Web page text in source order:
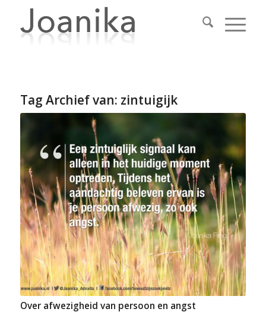
Tag Archief van: zintuigijk
Over afwezigheid van persoon en angst